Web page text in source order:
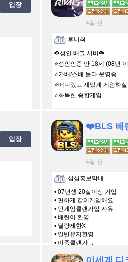
입장
4일 전
후니츼
☘️성인 배그 서버☘️
⭐성인인증 만 18세 (08년
⭐카배/스배 둘다 운영중
⭐매너있고 재밌게 게임하
⭐화목한 종합게임
입장
4일 전
심심홍보막내
• 07년생 20살이상 가입
• 편하게 같이게임해요
• 인게임클랜가입 자유
• 배린이 환영
• 딜량제한X
• 일반유저환영
• 이중클랜가능
• 자유로운분위기이세계 디